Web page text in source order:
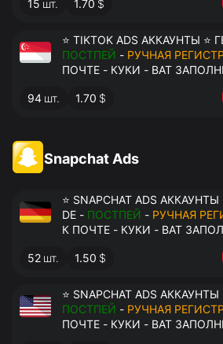
15 шт. 1.70 $
⭐ TIKTOK ADS АККАУНТЫ
ПОСТПЕЙ - РУЧНАЯ
ПОЧТЕ - КУКИ - ВАТ
94 шт. 1.70 $
Snapchat Ads
⭐ SNAPCHAT ADS АККАУНТЫ ⭐ ГЕО
DE - ПОСТПЕЙ - РУЧНАЯ
К ПОЧТЕ - КУКИ - ВАТ
52 шт. 1.50 $
ПОСТПЕЙ - РУЧНАЯ
ПОЧТЕ - КУКИ - ВАТ